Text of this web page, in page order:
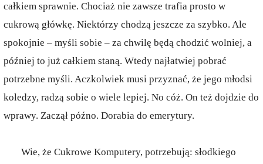
całkiem sprawnie. Chociaż nie zawsze trafia prosto w
cukrową główkę. Niektórzy chodzą jeszcze za szybko. Ale
spokojnie – myśli sobie – za chwilę będą chodzić wolniej, a
później to już całkiem staną. Wtedy najłatwiej pobrać
potrzebne myśli. Aczkolwiek musi przyznać, że jego młodsi
koledzy, radzą sobie o wiele lepiej. No cóż. On też dojdzie do
wprawy. Zaczął późno. Dorabia do emerytury.
Wie, że Cukrowe Komputery, potrzebują: słodkiego